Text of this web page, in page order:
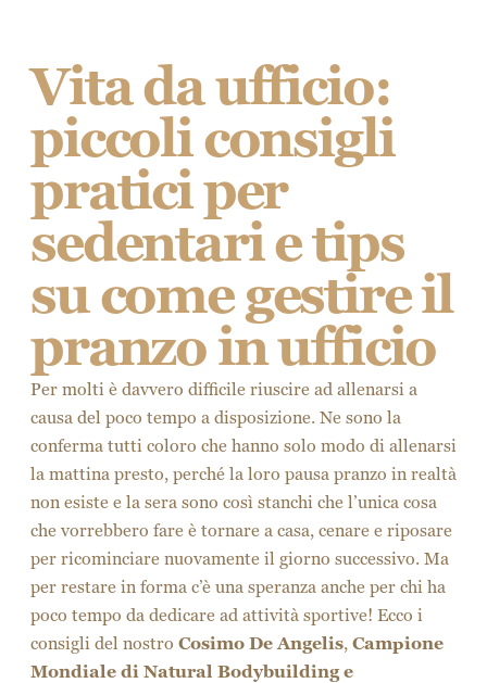
Vita da ufficio:
piccoli consigli
pratici per
sedentari e tips
su come gestire il
pranzo in ufficio
Per molti è davvero difficile riuscire ad allenarsi a
causa del poco tempo a disposizione. Ne sono la
conferma tutti coloro che hanno solo modo di allenarsi
la mattina presto, perché la loro pausa pranzo in realtà
non esiste e la sera sono così stanchi che l’unica cosa
che vorrebbero fare è tornare a casa, cenare e riposare
per ricominciare nuovamente il giorno successivo. Ma
per restare in forma c’è una speranza anche per chi ha
poco tempo da dedicare ad attività sportive! Ecco i
consigli del nostro Cosimo De Angelis, Campione
Mondiale di Natural Bodybuilding e